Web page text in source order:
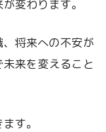
変わります。
将来への不安が
来を変えること
す。